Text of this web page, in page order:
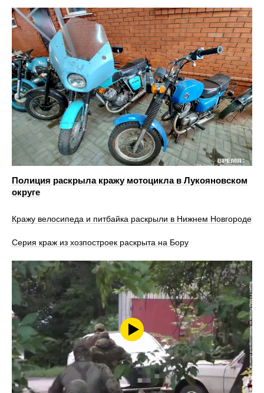
Полиция раскрыла кражу мотоцикла в Лукояновском
округе
Кражу велосипеда и питбайка раскрыли в Нижнем Новгороде
Серия краж из хозпостроек раскрыта на Бору